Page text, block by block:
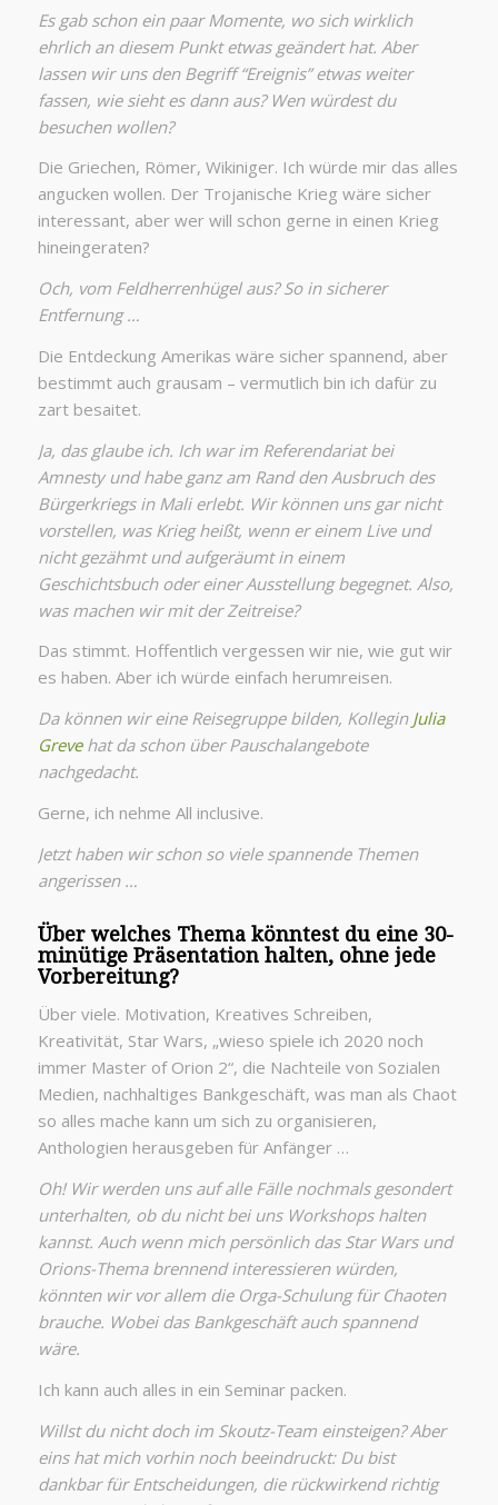
Es gab schon ein paar Momente, wo sich wirklich
ehrlich an diesem Punkt etwas geändert hat. Aber
lassen wir uns den Begriff “Ereignis” etwas weiter
fassen, wie sieht es dann aus? Wen würdest du
besuchen wollen?
Die Griechen, Römer, Wikiniger. Ich würde mir das alles
angucken wollen. Der Trojanische Krieg wäre sicher
interessant, aber wer will schon gerne in einen Krieg
hineingeraten?
Och, vom Feldherrenhügel aus? So in sicherer
Entfernung …
Die Entdeckung Amerikas wäre sicher spannend, aber
bestimmt auch grausam – vermutlich bin ich dafür zu
zart besaitet.
Ja, das glaube ich. Ich war im Referendariat bei
Amnesty und habe ganz am Rand den Ausbruch des
Bürgerkriegs in Mali erlebt. Wir können uns gar nicht
vorstellen, was Krieg heißt, wenn er einem Live und
nicht gezähmt und aufgeräumt in einem
Geschichtsbuch oder einer Ausstellung begegnet. Also,
was machen wir mit der Zeitreise?
Das stimmt. Hoffentlich vergessen wir nie, wie gut wir
es haben. Aber ich würde einfach herumreisen.
Da können wir eine Reisegruppe bilden, Kollegin Julia
Grevehat da schon über Pauschalangebote
nachgedacht.
Gerne, ich nehme All inclusive.
Jetzt haben wir schon so viele spannende Themen
angerissen …
Über welches Thema könntest du eine 30-
minütige Präsentation halten, ohne jede
Vorbereitung?
Über viele. Motivation, Kreatives Schreiben,
Kreativität, Star Wars, „wieso spiele ich 2020 noch
immer Master of Orion 2“, die Nachteile von Sozialen
Medien, nachhaltiges Bankgeschäft, was man als Chaot
so alles mache kann um sich zu organisieren,
Anthologien herausgeben für Anfänger …
Oh! Wir werden uns auf alle Fälle nochmals gesondert
unterhalten, ob du nicht bei uns Workshops halten
kannst. Auch wenn mich persönlich das Star Wars und
Orions-Thema brennend interessieren würden,
könnten wir vor allem die Orga-Schulung für Chaoten
brauche. Wobei das Bankgeschäft auch spannend
wäre.
Ich kann auch alles in ein Seminar packen.
Willst du nicht doch im Skoutz-Team einsteigen?Aber
eins hat mich vorhin noch beeindruckt: Du bist
dankbar für Entscheidungen, die rückwirkend richtig